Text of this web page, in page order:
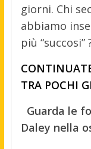
giorni. Chi
abbiamo
più “succosi”
TRA POCHI
Guarda le
Daley nella